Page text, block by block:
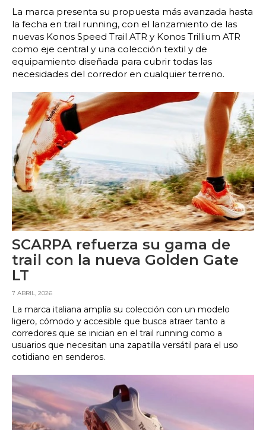
La marca presenta su propuesta más avanzada hasta
la fecha en trail running, con el lanzamiento de las
nuevas Konos Speed Trail ATR y Konos Trillium ATR
como eje central y una colección textil y de
equipamiento diseñada para cubrir todas las
necesidades del corredor en cualquier terreno.
SCARPA refuerza su gama de
trail con la nueva Golden Gate
LT
7 ABRIL, 2026
La marca italiana amplía su colección con un modelo
ligero, cómodo y accesible que busca atraer tanto a
corredores que se inician en el trail running como a
usuarios que necesitan una zapatilla versátil para el uso
cotidiano en senderos.